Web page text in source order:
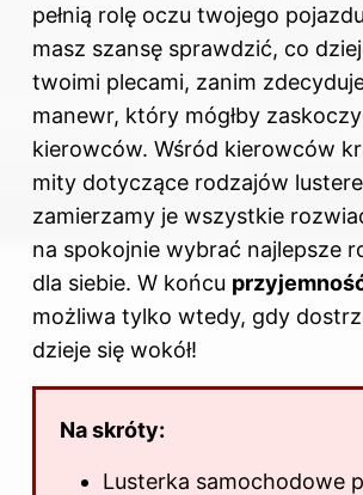
pełnią rolę oczu twojego
masz szansę sprawdzić, co
twoimi plecami, zanim
manewr, który mógłby
kierowców. Wśród kierowców
mity dotyczące rodzajów
zamierzamy je wszystkie
na spokojnie wybrać najlepsze
dla siebie. W końcu
możliwa tylko wtedy, gdy
dzieje się wokół!
Na skróty:
Lusterka samochodowe